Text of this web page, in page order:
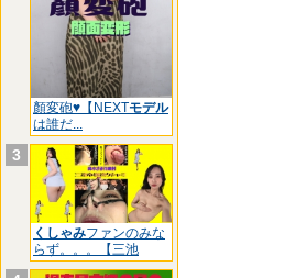
顏変砲♥【NEXTモデル
は誰だ...
3
くしゃみファンのみな
らず。。。【三池